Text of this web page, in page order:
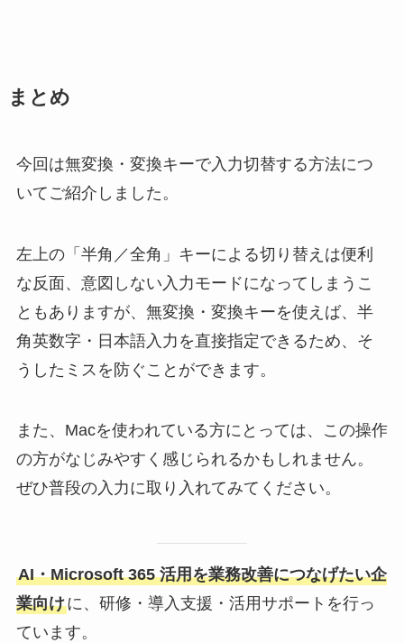
まとめ
今回は無変換・変換キーで入力切替する方法につ
いてご紹介しました。
左上の「半角／全角」キーによる切り替えは便利
な反面、意図しない入力モードになってしまうこ
ともありますが、無変換・変換キーを使えば、半
角英数字・日本語入力を直接指定できるため、そ
うしたミスを防ぐことができます。
また、Macを使われている方にとっては、この操作
の方がなじみやすく感じられるかもしれません。
ぜひ普段の入力に取り入れてみてください。
AI・Microsoft 365 活用を業務改善につなげたい企
業向けに、研修・導入支援・活用サポートを行っ
ています。